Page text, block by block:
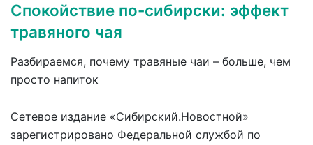
Спокойствие по-сибирски: эффект
травяного чая
Разбираемся, почему травяные чаи – больше, чем
просто напиток
Сетевое издание «Сибирский.Новостной»
зарегистрировано Федеральной службой по